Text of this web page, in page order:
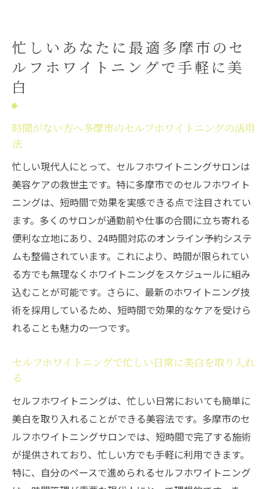
忙しいあなたに最適多摩市のセ
ルフホワイトニングで手軽に美
白
時間がない方へ多摩市のセルフホワイトニングの活用
法
忙しい現代人にとって、セルフホワイトニングサロンは
美容ケアの救世主です。特に多摩市でのセルフホワイト
ニングは、短時間で効果を実感できる点で注目されてい
ます。多くのサロンが通勤前や仕事の合間に立ち寄れる
便利な立地にあり、24時間対応のオンライン予約システ
ムも整備されています。これにより、時間が限られてい
る方でも無理なくホワイトニングをスケジュールに組み
込むことが可能です。さらに、最新のホワイトニング技
術を採用しているため、短時間で効果的なケアを受けら
れることも魅力の一つです。
セルフホワイトニングで忙しい日常に美白を取り入れ
る
セルフホワイトニングは、忙しい日常においても簡単に
美白を取り入れることができる美容法です。多摩市のセ
ルフホワイトニングサロンでは、短時間で完了する施術
が提供されており、忙しい方でも手軽に利用できます。
特に、自分のペースで進められるセルフホワイトニング